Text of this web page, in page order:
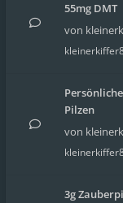
55mg DMT
von
Pilzen
von
3g